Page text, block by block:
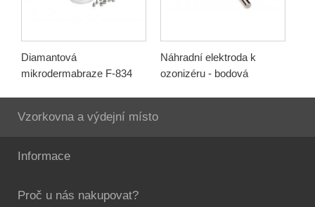
Diamantová
mikrodermabraze F-834
Náhradní elektroda k
ozonizéru - bodová
Vzorkovna a výdejní místo
Informace
Proč u nás nakupovat?